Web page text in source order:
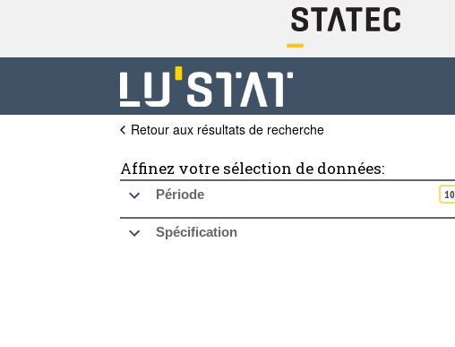
Retour aux résultats de recherche
Affinez votre sélection de données:
Période 10
Spécification